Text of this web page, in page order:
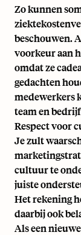
Zo kunnen
beschouwen.
voorkeur aan
omdat ze
gedachten
medewerkers
team en
Respect voor
Je zult
cultuur te
juiste
Het rekening
daarbij ook
Als een